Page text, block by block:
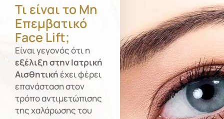
Τι είναι το Μη
Επεμβατικό
Face Lift;
Είναι γεγονός ότι η
εξέλιξη στην Ιατρική
Αισθητικήέχει φέρει
επανάσταση στον
τρόπο αντιμετώπισης
της χαλάρωσης του